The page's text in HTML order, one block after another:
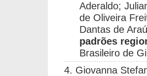
Aderaldo;
de Oliveira
Dantas de
padrões
Brasileiro de
4. Giovanna